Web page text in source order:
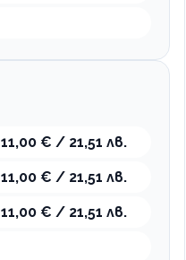
11,00 € / 21,51 лв.
11,00 € / 21,51 лв.
11,00 € / 21,51 лв.